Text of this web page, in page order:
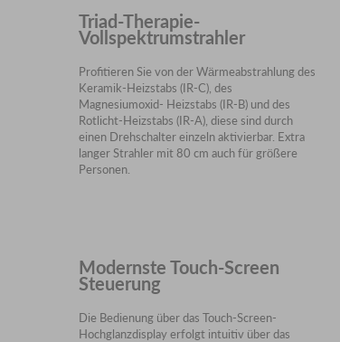
Triad-Therapie-
Vollspektrumstrahler
Profitieren Sie von der Wärmeabstrahlung des
Keramik-Heizstabs (IR-C), des
Magnesiumoxid- Heizstabs (IR-B) und des
Rotlicht-Heizstabs (IR-A), diese sind durch
einen Drehschalter einzeln aktivierbar. Extra
langer Strahler mit 80 cm auch für größere
Personen.
Modernste Touch-Screen
Steuerung
Die Bedienung über das Touch-Screen-
Hochglanzdisplay erfolgt intuitiv über das